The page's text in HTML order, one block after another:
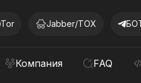
Tor Jabber/TOX
Компания FAQ